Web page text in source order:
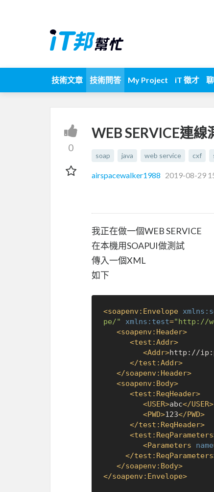
技術文章 技術問答 My Project iT 徵才
0
WEB SERVICE連
soap java web service cxf
airspacewalker1988 2019-08-29
我正在做一個WEB SERVICE
在本機用SOAPUI做測試
傳入一個XML
如下
<soapenv:Envelope
pe/"
xmlns:test="http://
<soapenv:Header>
<test:Addr>
<Addr>http://
</test:Addr>
</soapenv:Header>
<soapenv:Body>
<test:ReqHeader>
<USER>abc</USER>
<PWD>123</PWD>
</test:ReqHeader>
<test:ReqParameters
<Parameters name
</test:ReqParameters
</soapenv:Body>
</soapenv:Envelope>